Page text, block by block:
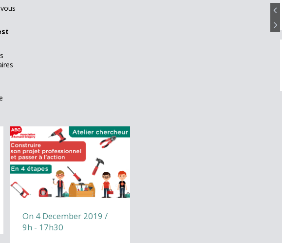
On 4 December 2019 /
9h - 17h30